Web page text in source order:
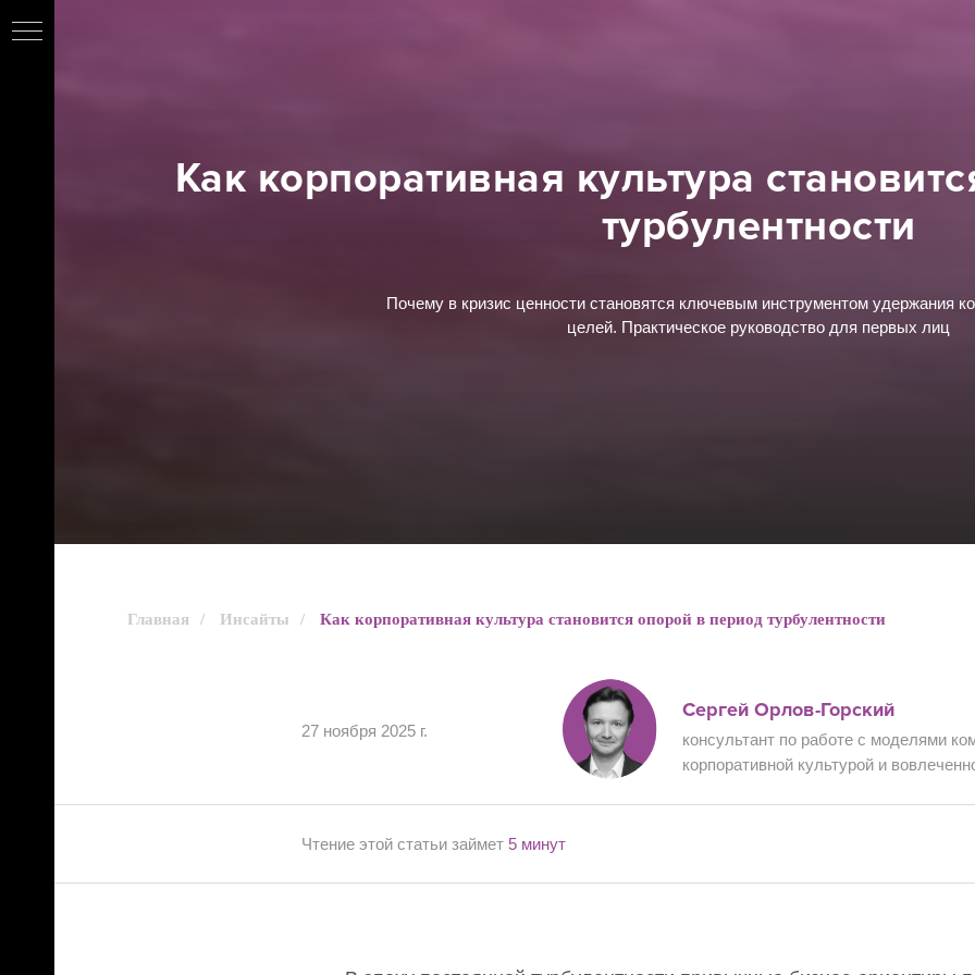
Как корпоративная культура
турбулентности
Почему в кризис ценности становятся ключевым инструментом удержания
целей. Практическое руководство для первых лиц
Главная / Инсайты / Как корпоративная культура становится опорой в период турбулентности
Сергей Орлов-Горский
27 ноября 2025 г.
Чтение этой статьи займет 5 минут
консультант по работе с моделями
корпоративной культурой и